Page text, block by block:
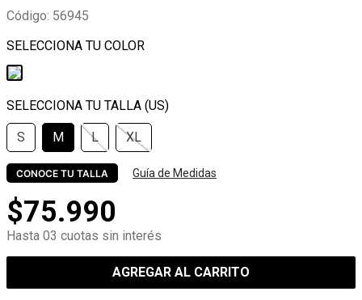
Código: 56945
S M L XL
CONOCE TU TALLA Guía de Medidas
$75.990
Hasta 03 cuotas sin interés
AGREGAR AL CARRITO